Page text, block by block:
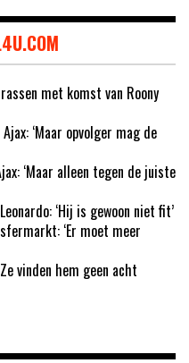
met komst van Roony
‘Maar opvolger mag de
‘Maar alleen tegen de juiste
‘Hij is gewoon niet fit’
‘Er moet meer
vinden hem geen acht